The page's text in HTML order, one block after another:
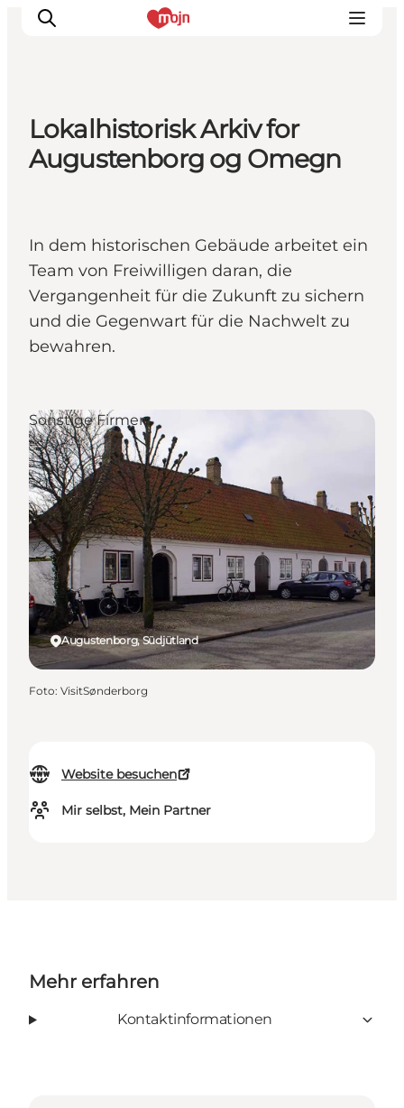
Erlebnisse
Städte und Regionen
Plane deine Reise
Booking
Lokalhistorisk Arkiv for
Augustenborg og Omegn
In dem historischen Gebäude arbeitet ein
Team von Freiwilligen daran, die
Vergangenheit für die Zukunft zu sichern
und die Gegenwart für die Nachwelt zu
bewahren.
Website besuchen
Mir selbst, Mein Partner
Augustenborg, Südjütland
Sonstige Firmen
Foto: VisitSønderborg
Mehr erfahren
Kontaktinformationen